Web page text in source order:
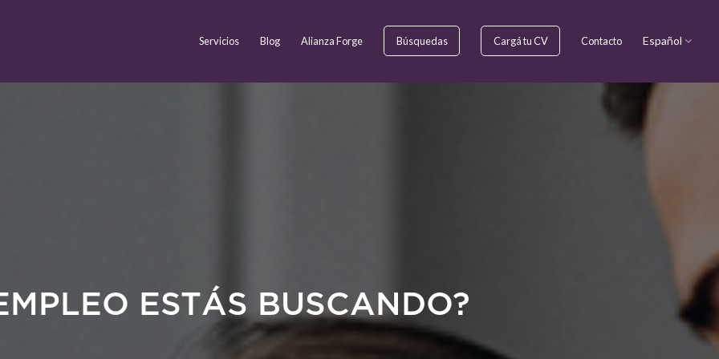
Servicios Blog Alianza Forge Búsquedas Cargá tu CV Contacto Español
ESTÁS BUSCANDO?